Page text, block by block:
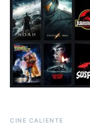
CINE CALIENTE